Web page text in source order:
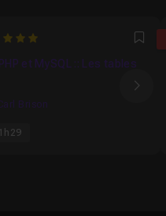
et MySQL :: Les tables
Brison
1h29